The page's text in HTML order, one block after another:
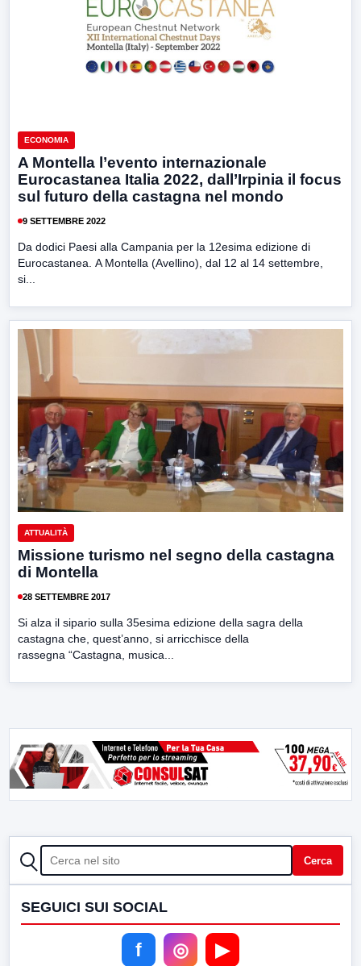
ECONOMIA
A Montella l’evento internazionale
Eurocastanea Italia 2022, dall’Irpinia il focus
sul futuro della castagna nel mondo
9 SETTEMBRE 2022
Da dodici Paesi alla Campania per la 12esima edizione di
Eurocastanea. A Montella (Avellino), dal 12 al 14 settembre,
si...
ATTUALITÀ
Missione turismo nel segno della castagna
di Montella
28 SETTEMBRE 2017
Si alza il sipario sulla 35esima edizione della sagra della
castagna che, quest’anno, si arricchisce della
rassegna “Castagna, musica...
CERCA Cerca
SEGUICI SUI SOCIAL
f ◎ ▶